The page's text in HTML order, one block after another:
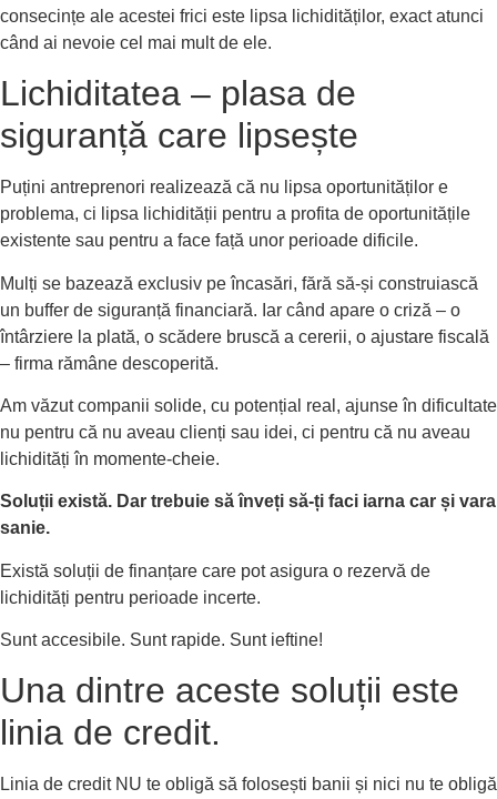
consecințe ale acestei frici este lipsa lichidităților, exact atunci
când ai nevoie cel mai mult de ele.
Lichiditatea – plasa de
siguranță care lipsește
Puțini antreprenori realizează că nu lipsa oportunităților e
problema, ci lipsa lichidității pentru a profita de oportunitățile
existente sau pentru a face față unor perioade dificile.
Mulți se bazează exclusiv pe încasări, fără să-și construiască
un buffer de siguranță financiară. Iar când apare o criză – o
întârziere la plată, o scădere bruscă a cererii, o ajustare fiscală
– firma rămâne descoperită.
Am văzut companii solide, cu potențial real, ajunse în dificultate
nu pentru că nu aveau clienți sau idei, ci pentru că nu aveau
lichidități în momente-cheie.
Soluții există. Dar trebuie să înveți să-ți faci iarna car și vara
sanie.
Există soluții de finanțare care pot asigura o rezervă de
lichidități pentru perioade incerte.
Sunt accesibile. Sunt rapide. Sunt ieftine!
Una dintre aceste soluții este
linia de credit.
Linia de credit NU te obligă să folosești banii și nici nu te obligă